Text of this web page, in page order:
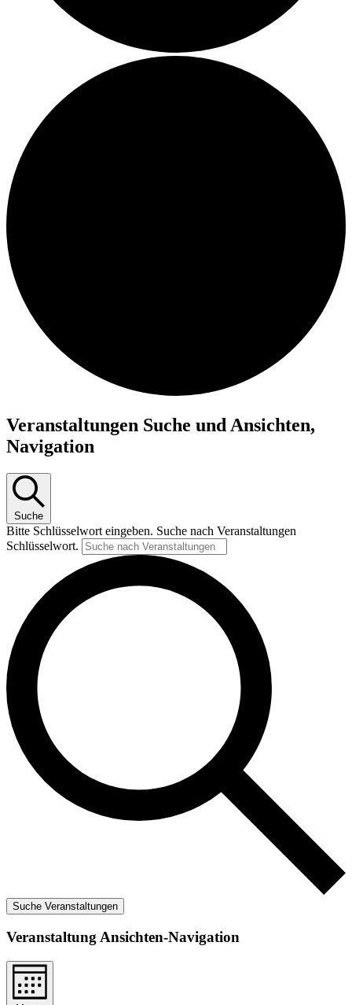
Veranstaltungen Suche und Ansichten,
Navigation
Suche
Bitte Schlüsselwort eingeben. Suche nach Veranstaltungen
Schlüsselwort.
Suche Veranstaltungen
Veranstaltung Ansichten-Navigation